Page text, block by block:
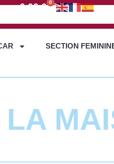
0,00€ 0
SECTION